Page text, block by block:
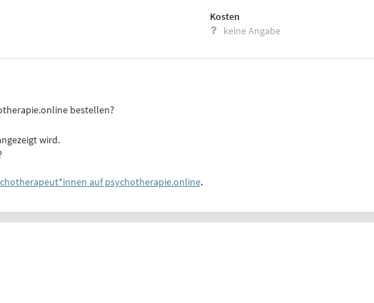
Kosten
keine Angabe
bestellen?
wird.
auf psychotherapie.online.